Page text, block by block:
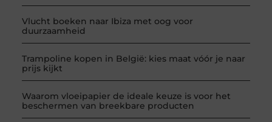
Vlucht boeken naar Ibiza met oog voor
duurzaamheid
Trampoline kopen in België: kies maat vóór je naar
prijs kijkt
Waarom vloeipapier de ideale keuze is voor het
beschermen van breekbare producten